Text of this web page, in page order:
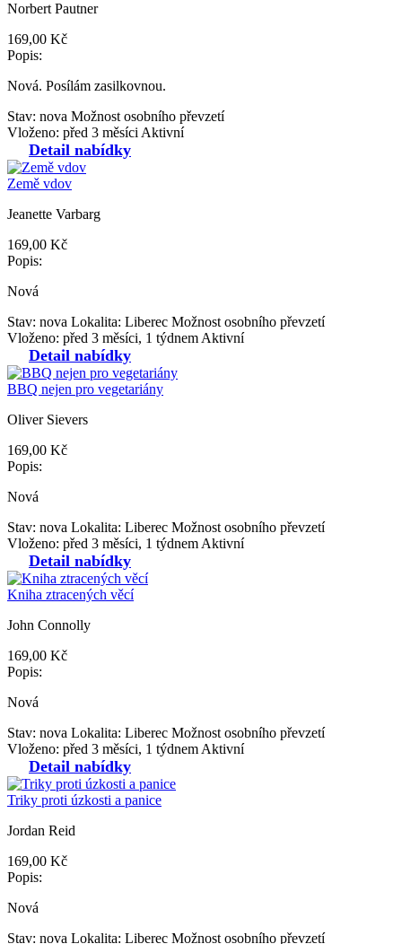
Norbert Pautner
169,00 Kč
Popis:
Nová. Posílám zasilkovnou.
Stav: nova Možnost osobního převzetí
Vloženo: před 3 měsíci Aktivní
Detail nabídky
Země vdov
Jeanette Varbarg
169,00 Kč
Popis:
Nová
Stav: nova Lokalita: Liberec Možnost osobního převzetí
Vloženo: před 3 měsíci, 1 týdnem Aktivní
Detail nabídky
BBQ nejen pro vegetariány
Oliver Sievers
169,00 Kč
Popis:
Nová
Stav: nova Lokalita: Liberec Možnost osobního převzetí
Vloženo: před 3 měsíci, 1 týdnem Aktivní
Detail nabídky
Kniha ztracených věcí
John Connolly
169,00 Kč
Popis:
Nová
Stav: nova Lokalita: Liberec Možnost osobního převzetí
Vloženo: před 3 měsíci, 1 týdnem Aktivní
Detail nabídky
Triky proti úzkosti a panice
Jordan Reid
169,00 Kč
Popis:
Nová
Stav: nova Lokalita: Liberec Možnost osobního převzetí